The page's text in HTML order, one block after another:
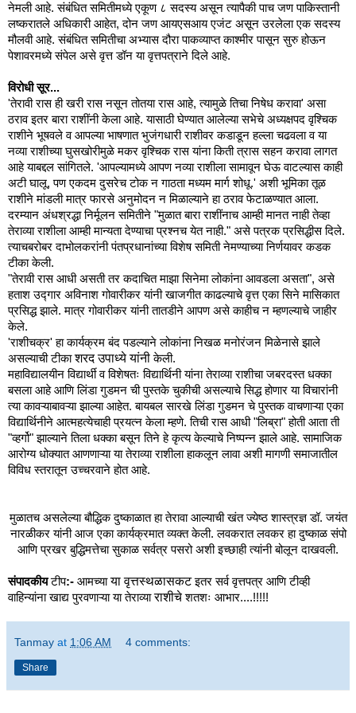
नेमली आहे. संबंधित समितीमध्ये एकूण ८ सदस्य असून त्यापैकी पाच जण पाकिस्तानी
लष्करातले अधिकारी आहेत, दोन जण आयएसआय एजंट असून उरलेला एक सदस्य
मौलवी आहे. संबंधित समितीचा अभ्यास दौरा पाकव्याप्त काश्मीर पासून सुरु होऊन
पेशावरमध्ये संपेल असे वृत्त डॉन या वृत्तपत्राने दिले आहे.
विरोधी सूर...
'तेरावी रास ही खरी रास नसून तोतया रास आहे, त्यामुळे तिचा निषेध करावा' असा
ठराव इतर बारा राशींनी केला आहे. यासाठी घेण्यात आलेल्या सभेचे अध्यक्षपद वृश्चिक
राशीने भूषवले व आपल्या भाषणात भुजंगधारी राशीवर कडाडून हल्ला चढवला व या
नव्या राशीच्या घुसखोरीमुळे मकर वृश्चिक रास यांना किती त्रास सहन करावा लागत
आहे याबद्दल सांगितले. 'आपल्यामध्ये आपण नव्या राशीला सामावून घेऊ वाटल्यास काही
अटी घालू, पण एकदम दुसरेच टोक न गाठता मध्यम मार्ग शोधू.' अशी भूमिका तूळ
राशीने मांडली मात्र फारसे अनुमोदन न मिळाल्याने हा ठराव फेटाळण्यात आला.
दरम्यान अंधश्रद्धा निर्मूलन समितीने "मुळात बाराराशींनाचआम्ही मानत नाही तेव्हा
तेराव्या राशीला आम्ही मान्यता देण्याचा प्रश्नच येत नाही." असे पत्रक प्रसिद्धीस दिले.
त्याचबरोबर दाभोलकरांनी पंतप्रधानांच्या विशेष समिती नेमण्याच्या निर्णयावर कडक
टीका केली.
"तेरावी रास आधी असती तर कदाचित माझा सिनेमा लोकांना आवडला असता", असे
हताश उद्गार अविनाश गोवारीकर यांनी खाजगीत काढल्याचे वृत्त एका सिने मासिकात
प्रसिद्ध झाले. मात्र गोवारीकर यांनी तातडीने आपण असे काहीच न म्हणल्याचे जाहीर
केले.
'राशीचक्र' हा कार्यक्रम बंद पडल्याने लोकांना निखळ मनोरंजन मिळेनासे झाले
असल्याची टीकाशरद उपाध्ये यांनीकेली.
महाविद्यालयीन विद्यार्थी व विशेषतः विद्यार्थिनी यांना तेराव्या राशीचा जबरदस्त धक्का
बसला आहे आणि लिंडा गुडमन ची पुस्तके चुकीची असल्याचे सिद्ध होणार या विचारांनी
त्या कावऱ्याबावऱ्या झाल्या आहेत. बायबल सारखे लिंडा गुडमन चे पुस्तकवाचणाऱ्याएका
विद्यार्थिनीने आत्महत्येचाही प्रयत्न केला म्हणे. तिची रास आधी "लिब्रा" होती आता ती
"व्हर्गो" झाल्याने तिला धक्का बसून तिने हे कृत्य केल्याचे निष्पन्न झाले आहे. सामाजिक
आरोग्य धोक्यात आणणाऱ्या या तेराव्या राशीला हाकलून लावा अशी मागणी समाजातील
विविध स्तरातून उच्चरवाने होत आहे.
मुळातच असलेल्या बौद्धिक दुष्काळात हा तेरावा आल्याची खंत ज्येष्ठ शास्त्रज्ञ डॉ. जयंत
नारळीकर यांनी आज एका कार्यक्रमात व्यक्त केली. लवकरात लवकर हा दुष्काळ संपो
आणि प्रखर बुद्धिमत्तेचा सुकाळ सर्वत्र पसरो अशी इच्छाही त्यांनी बोलून दाखवली.
संपादकीयटीप:- आमच्याया वृत्तस्थळासकटइतर सर्व वृत्तपत्र आणि टीव्ही
वाहिन्यांना खाद्य पुरवणाऱ्या या तेराव्याराशीचेशतशः आभार....!!!!!
Tanmay at 1:06 AM 4 comments:
Share